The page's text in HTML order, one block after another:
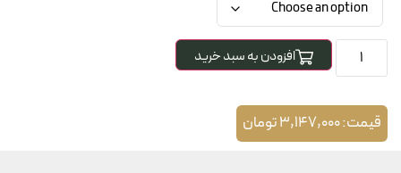
افزودن به سبد خرید
قیمت:3,147,000تومان